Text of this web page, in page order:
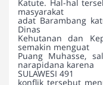
Katute. Hal-hal
masyarakat
adat Barambang
Dinas
Kehutanan dan
semakin menguat
Puang Muhasse,
narapidana karena
SULAWESI 491
konflik tersebut